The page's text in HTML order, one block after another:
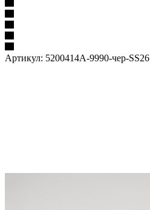
Артикул: 5200414A-9990-чер-SS26